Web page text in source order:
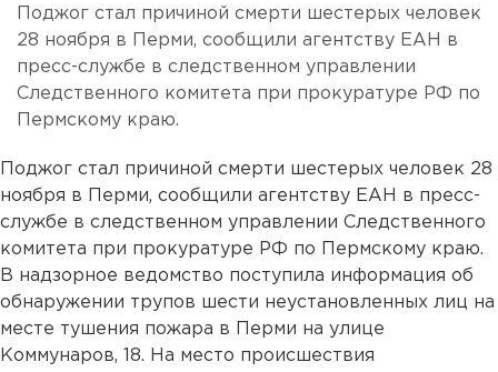
Поджог стал причиной смерти шестерых человек
28 ноября в Перми, сообщили агентству ЕАН в
пресс-службе в следственном управлении
Следственного комитета при прокуратуре РФ по
Пермскому краю.
Поджог стал причиной смерти шестерых человек 28
ноября в Перми, сообщили агентству ЕАН в пресс-
службе в следственном управлении Следственного
комитета при прокуратуре РФ по Пермскому краю.
В надзорное ведомство поступила информация об
обнаружении трупов шести неустановленных лиц на
месте тушения пожара в Перми на улице
Коммунаров, 18. На место происшествия